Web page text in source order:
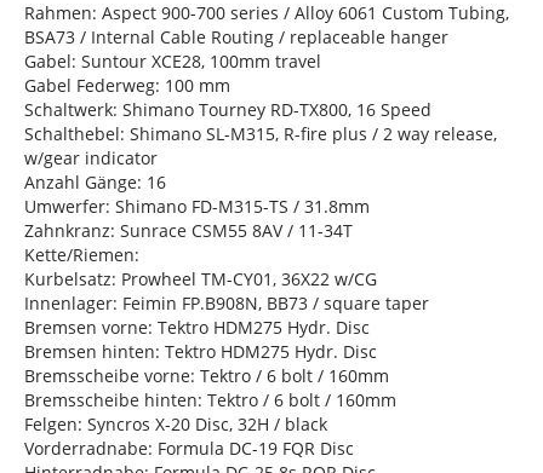
Rahmen: Aspect 900-700 series / Alloy 6061 Custom Tubing,
BSA73 / Internal Cable Routing / replaceable hanger
Gabel: Suntour XCE28, 100mm travel
Gabel Federweg: 100 mm
Schaltwerk: Shimano Tourney RD-TX800, 16 Speed
Schalthebel: Shimano SL-M315, R-fire plus / 2 way release,
w/gear indicator
Anzahl Gänge: 16
Umwerfer: Shimano FD-M315-TS / 31.8mm
Zahnkranz: Sunrace CSM55 8AV / 11-34T
Kette/Riemen:
Kurbelsatz: Prowheel TM-CY01, 36X22 w/CG
Innenlager: Feimin FP.B908N, BB73 / square taper
Bremsen vorne: Tektro HDM275 Hydr. Disc
Bremsen hinten: Tektro HDM275 Hydr. Disc
Bremsscheibe vorne: Tektro / 6 bolt / 160mm
Bremsscheibe hinten: Tektro / 6 bolt / 160mm
Felgen: Syncros X-20 Disc, 32H / black
Vorderradnabe: Formula DC-19 FQR Disc